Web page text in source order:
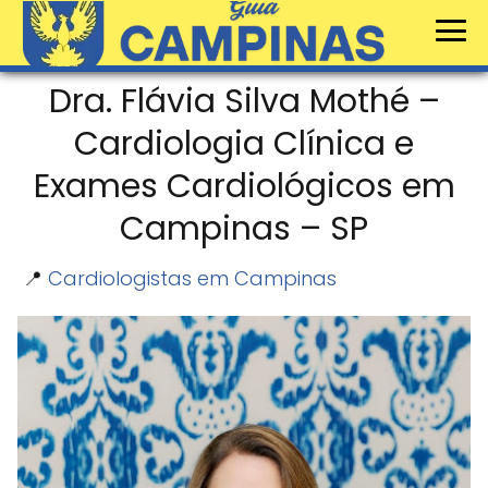
Dra. Flávia Silva Mothé –
Cardiologia Clínica e
Exames Cardiológicos em
Campinas – SP
📍 Cardiologistas em Campinas